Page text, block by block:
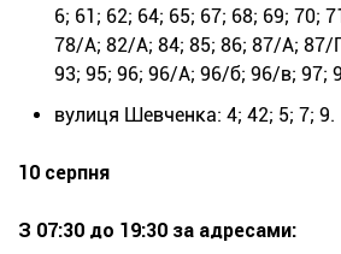
6; 61; 62; 64; 65; 67; 68; 69; 70;
78/А; 82/А; 84; 85; 86; 87/А; 87/
93; 95; 96; 96/А; 96/б; 96/в; 97;
вулиця Шевченка: 4; 42; 5; 7; 9.
10 серпня
З 07:30 до 19:30 за адресами: